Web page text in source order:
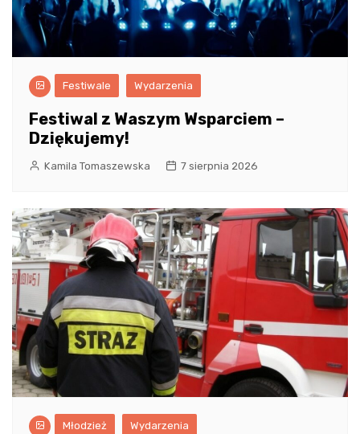
Festiwale Wydarzenia
Festiwal z Waszym Wsparciem –
Dziękujemy!
Kamila Tomaszewska 7 sierpnia 2026
Młodzież Wydarzenia